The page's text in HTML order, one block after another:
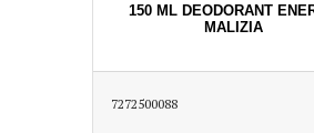
150 ML DEODORANT
MALIZIA
7272500088